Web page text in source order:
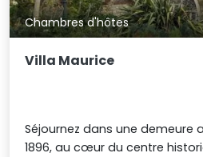
Chambres d'hôtes
Villa Maurice
Séjournez dans une
1896, au cœur du centre